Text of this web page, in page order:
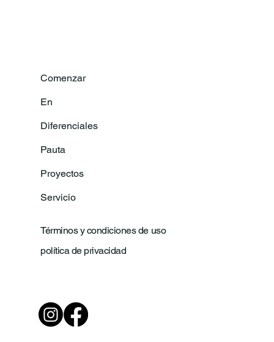
Comenzar
En
Diferenciales
Pauta
Proyectos
Servicio
Términos y condiciones de uso
política de privacidad